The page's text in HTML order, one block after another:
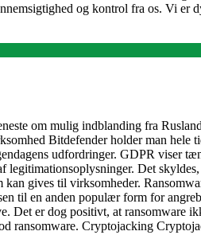
og kontrol fra os. Vi er
om mulig indblanding fra
Bitdefender holder man hele
udfordringer. GDPR viser
legitimationsoplysninger. Det
gives til virksomheder.
til en anden populær form for
Det er dog positivt, at ransomware
ransomware. Cryptojacking